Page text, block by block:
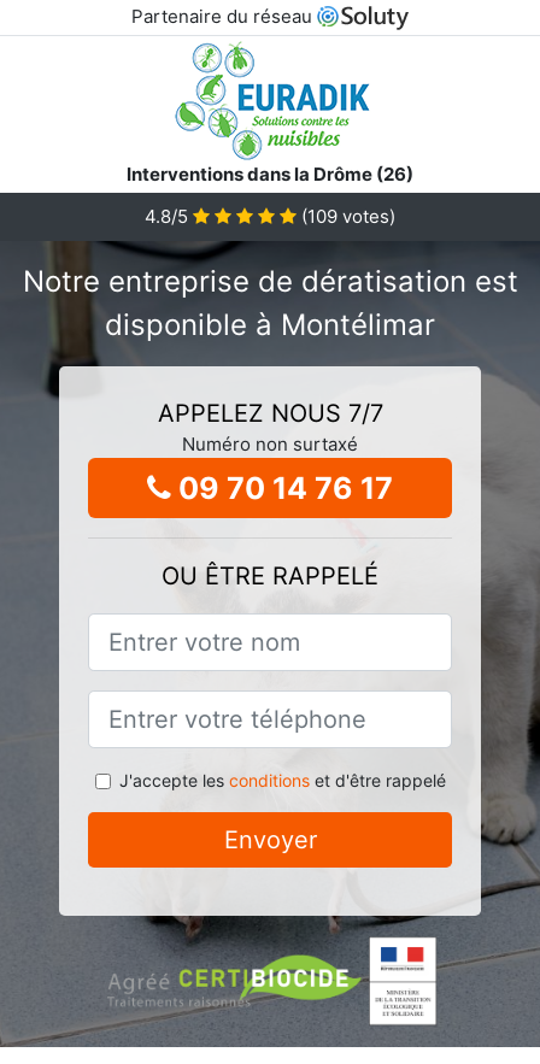
Partenaire du réseau
Interventions dans la Drôme (26)
4.8/5
(109 votes)
Notre entreprise de dératisation est
disponible à Montélimar
APPELEZ NOUS 7/7
Numéro non surtaxé
09 70 14 76 17
OU ÊTRE RAPPELÉ
J'accepte les conditionset d'être rappelé
Envoyer